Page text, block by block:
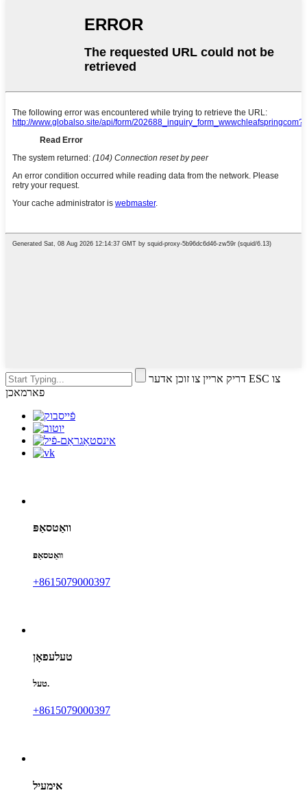
דריק אריין צו זוכן אדער ESC צו
פארמאכן
וואַטסאַפּ
וואַטסאַפּ
+8615079000397
טעלעפאָן
טעל.
+8615079000397
אימעיל